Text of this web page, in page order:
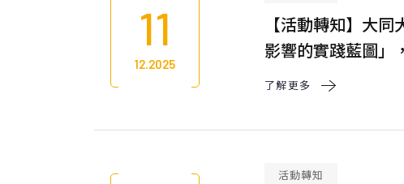
11
12.2025
【活動轉知】大
影響的實踐藍圖」
了解更多
活動轉知